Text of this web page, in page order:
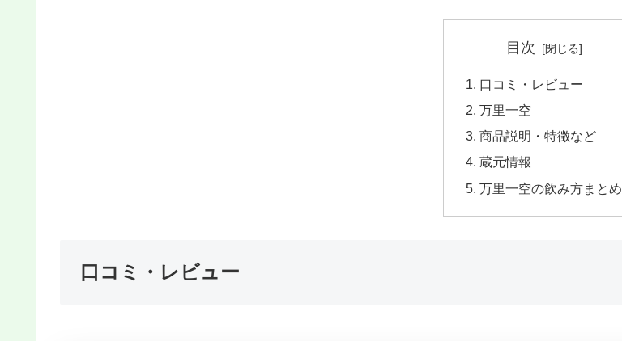
目次
口コミ・レビュー
万里一空
商品説明・特徴など
蔵元情報
万里一空の飲み方まとめ
口コミ・レビュー